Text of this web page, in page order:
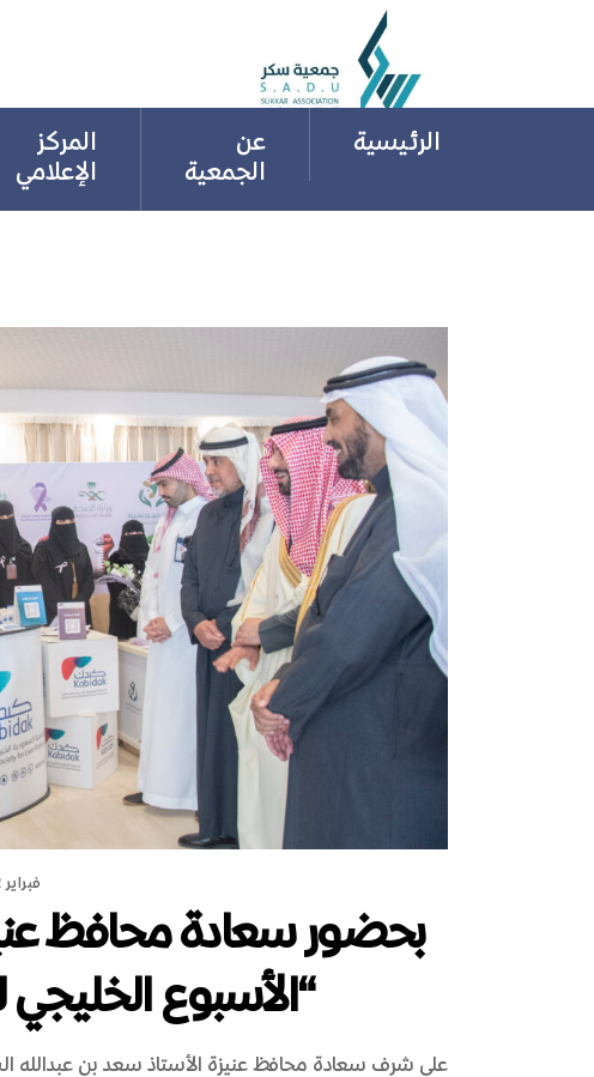
الرئيسية
عن
الجمعية
المركز
الإعلامي
فبراير 2, 2026
بحضور سعادة محافظ
“الأسبوع
على شرف سعادة محافظ عنيزة الأستاذ سعد بن